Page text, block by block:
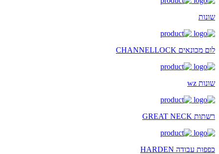
שונות
לום מכונאים CHANNELLOCK
שונות wz
רשתות GREAT NECK
כפפות עבודה HARDEN